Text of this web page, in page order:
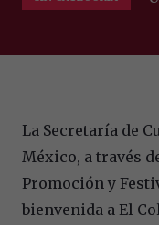
La Secretaría de
México, a través
Promoción y
bienvenida a El